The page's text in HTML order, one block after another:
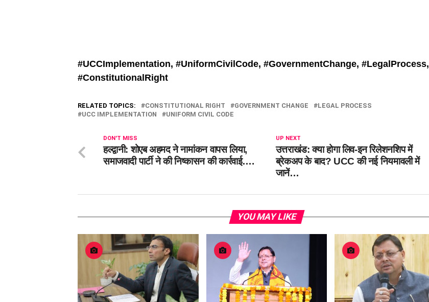
#UCCImplementation, #UniformCivilCode, #GovernmentChange, #LegalProcess,
#ConstitutionalRight
RELATED TOPICS: CONSTITUTIONAL RIGHT GOVERNMENT CHANGE
LEGAL PROCESS
UCC IMPLEMENTATION
UNIFORM CIVIL CODE
UP NEXT
उत्तराखंड: क्या होगा लिव-इन रिलेशनशिप में
ब्रेकअप के बाद? UCC की नई नियमावली में
जानें…
DON'T MISS
हल्द्वानी: शोएब अहमद ने नामांकन वापस लिया,
समाजवादी पार्टी ने की निष्कासन की कार्रवाई….
YOU MAY LIKE